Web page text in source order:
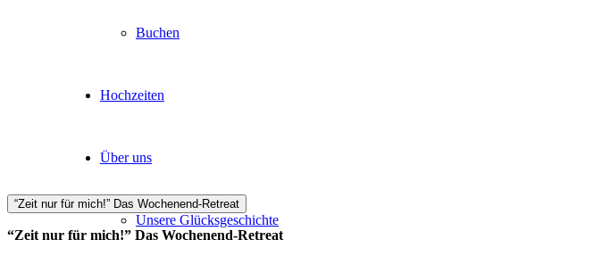
Buchen
Hochzeiten
Über uns
Unsere Glücksgeschichte
Wir bieten Ihnen spannende und bereichernde
“Zeit nur für mich!” Das Wochenend-Retreat
“Zeit nur für mich!” Das Wochenend-Retreat